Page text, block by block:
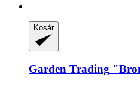
Kosár
Garden Trading